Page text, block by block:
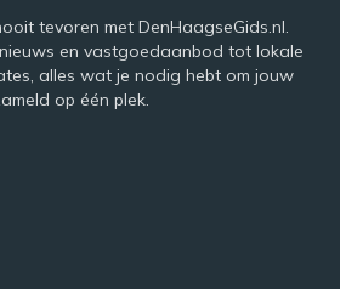
tevoren met DenHaagseGids.nl.
en vastgoedaanbod tot lokale
alles wat je nodig hebt om jouw
op één plek.